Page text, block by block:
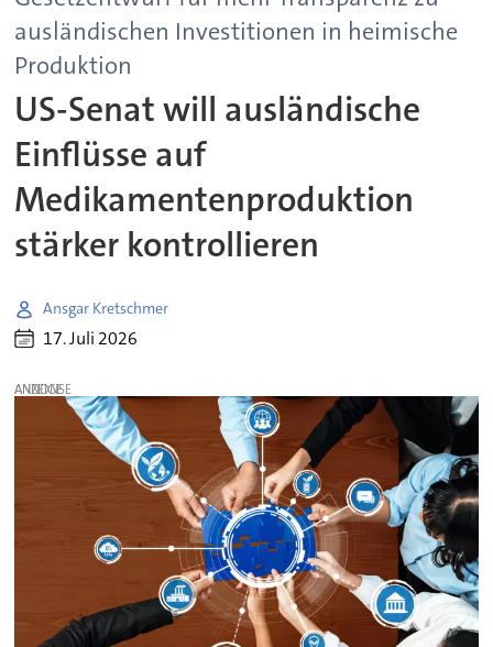
ausländischen Investitionen in heimische
Produktion
US-Senat will ausländische
Einflüsse auf
Medikamentenproduktion
stärker kontrollieren
Ansgar Kretschmer
17. Juli 2026
ANZEIGE